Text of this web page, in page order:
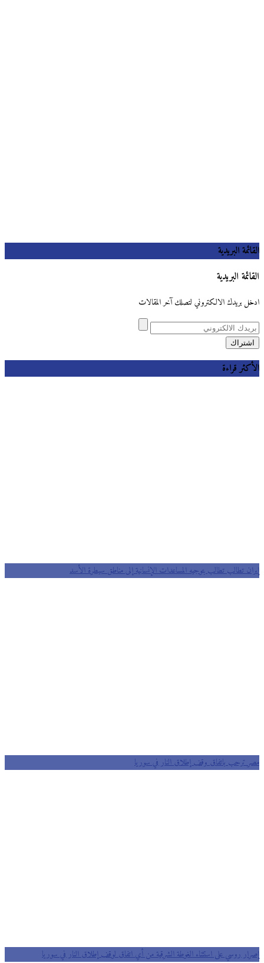
القائمة البريدية
القائمة البريدية
ادخل بريدك الالكتروني لتصلك آخر المقالات
الأكثر قراءة
إيران تطالب تطالب بتوجيه المساعدات الإنسانية إلى مناطق سيطرة الأسد
مصر ترحب باتفاق وقف إطلاق النار في سوريا
إصرار روسي على استثناء الغوطة الشرقية من أي اتفاق لوقف إطلاق النار في سوريا